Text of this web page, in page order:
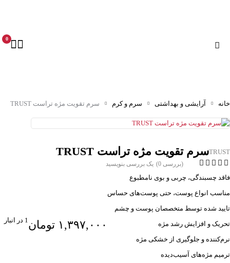
0
خانه آرایشی و بهداشتی سرم و کرم سرم تقویت مژه تراست TRUST
TRUSTسرم تقویت مژه تراست TRUST
(بررسی 0) یک بررسی بنویسید
فاقد چسبندگی، چربی و بوی نامطبوع
مناسب انواع پوست، حتی پوست‌های حساس
تایید شده توسط متخصصان پوست و چشم
تحریک و افزایش رشد مژه
نرم‌کننده و جلوگیری از خشکی مژه
ترمیم مژه‌های آسیب‌دیده
۱,۳۹۷,۰۰۰ تومان 1 در انبار